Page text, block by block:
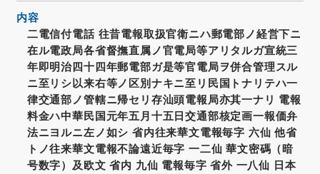
内容
二電信付電話 往昔電報取扱官衛ニハ郵電部ノ経営下ニ
在ル電政局各省督撫直属ノ官電局等アリタルガ宣統三
年即明治四十四年郵電部ガ是等官電局ヲ併合管理スル
ニ至リシ以来右等ノ区別ナキニ至リ民国トナリテハ一
律交通部ノ管轄ニ帰セリ存汕頭電報局亦其一ナリ 電報
料金ハ中華民国元年五月十五日交通部核定画一報価弁
法ニヨルニ左ノ如シ 省内往来華文電報毎字 六仙 他省
トノ往来華文電報不論遠近毎字 一二仙 華文密碼（暗
号数字）及欧文 省内 九仙 電報毎字 省外 一八仙 日本